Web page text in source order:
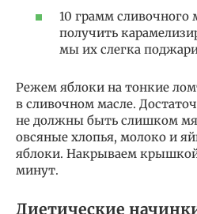
10 грамм сливочного
получить
мы их слегка
Режем яблоки на тонкие
в сливочном масле.
не должны быть слишком
овсяные хлопья, молоко и
яблоки. Накрываем
минут.
Диетические